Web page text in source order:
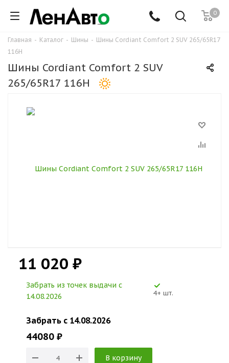
0
Главная - Каталог - Шины - Шины Cordiant Comfort 2 SUV 265/65R17
116H
Шины Cordiant Comfort 2 SUV
265/65R17 116H
11 020 ₽
Забрать из точек выдачи c
14.08.2026
4+ шт.
Забрать c 14.08.2026
44080 ₽
В корзину